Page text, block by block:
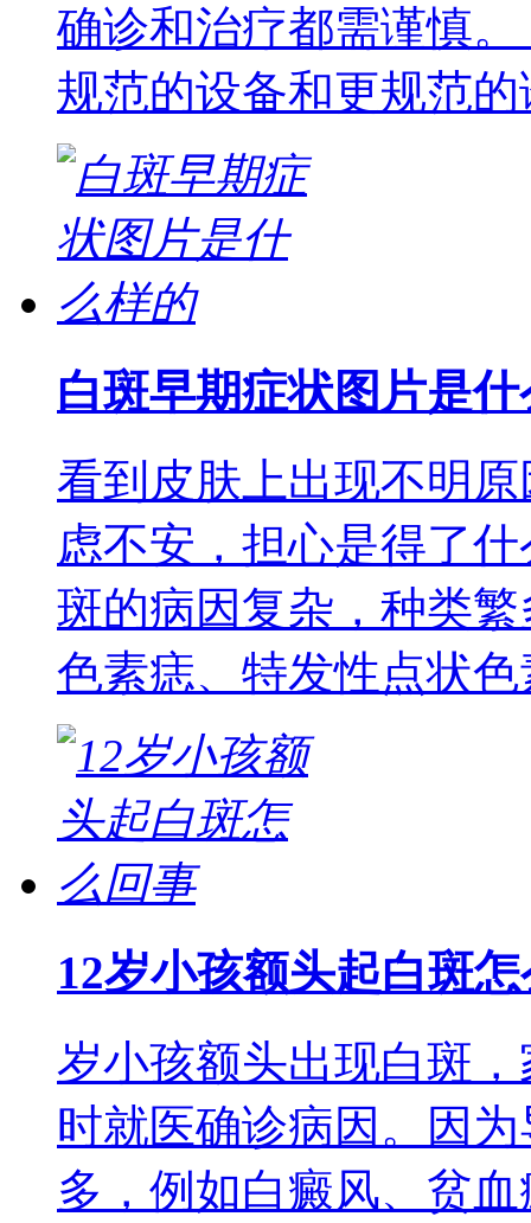
确诊和治疗都需谨慎
规范的设备和更规范的
白斑早期症状图片是
看到皮肤上出现不明
虑不安，担心是得了
斑的病因复杂，种类
色素痣、特发性点状
12岁小孩额头起白斑
岁小孩额头出现白斑
时就医确诊病因。因
多，例如白癜风、贫